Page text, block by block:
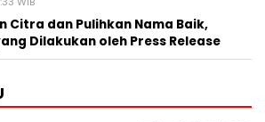
Citra dan Pulihkan Nama Baik,
Dilakukan oleh Press Release